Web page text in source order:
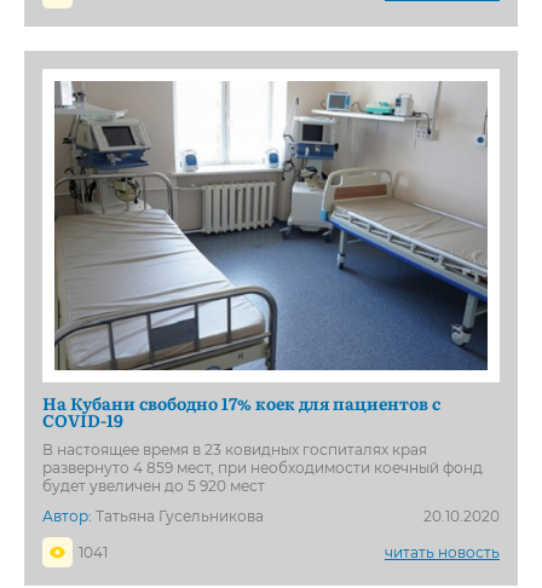
На Кубани свободно 17% коек для пациентов с
COVID-19
В настоящее время в 23 ковидных госпиталях края
развернуто 4 859 мест, при необходимости коечный фонд
будет увеличен до 5 920 мест
Автор: Татьяна Гусельникова
20.10.2020
1041
читать новость